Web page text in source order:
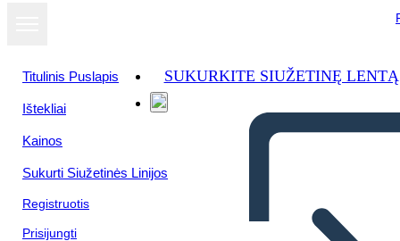
Titulinis Puslapis
Ištekliai
Kainos
Sukurti Siužetinės Linijos
Registruotis
Prisijungti
SUKURKITE SIUŽETINĘ LENTĄ